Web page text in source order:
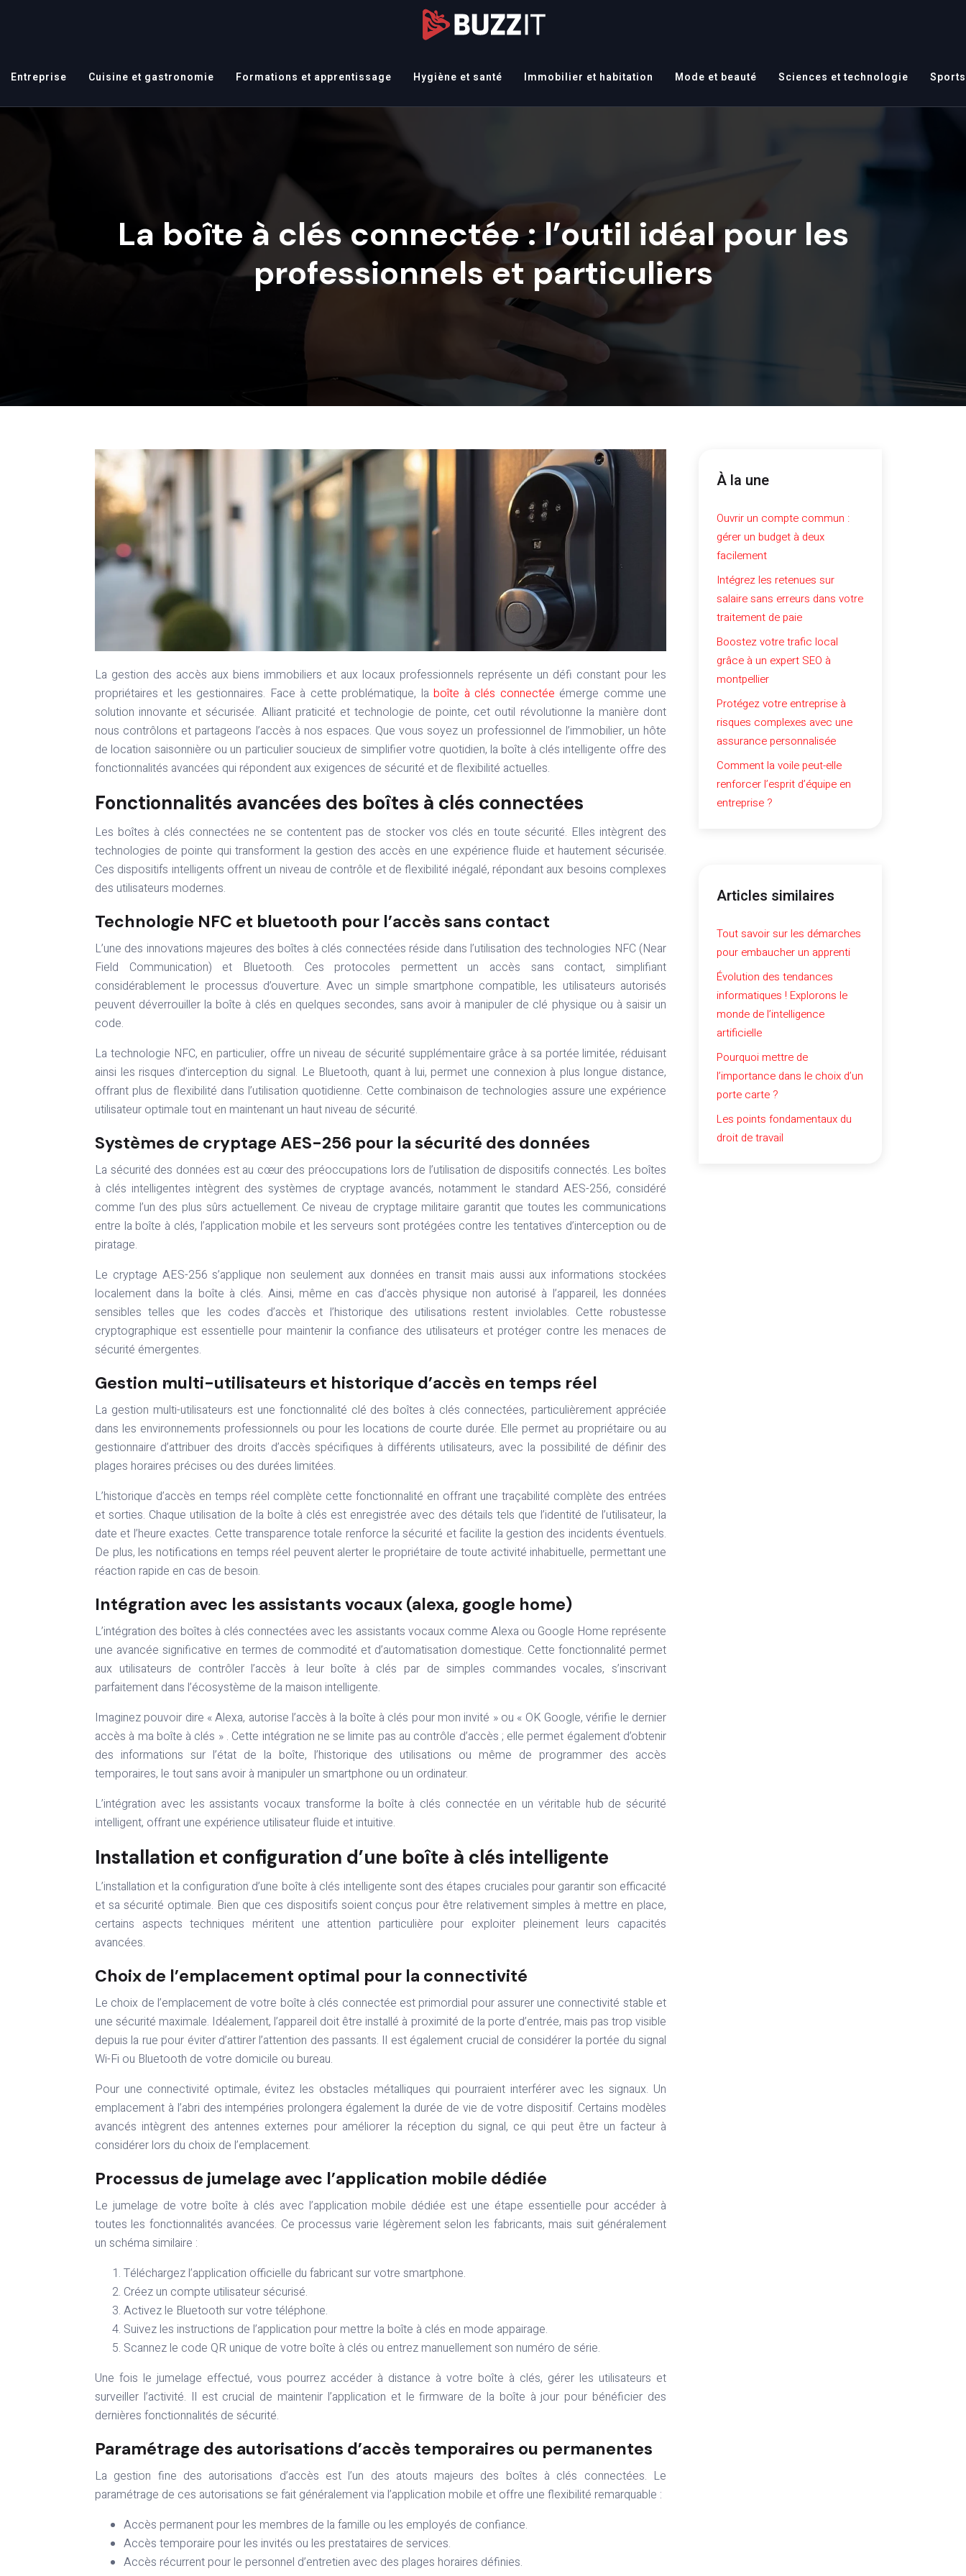
Entreprise Cuisine et gastronomie Formations et apprentissage Hygiène et santé Immobilier et habitation Mode et beauté Sciences et technologie
La boîte à clés connectée : l’outil idéal pour les
professionnels et particuliers
La gestion des accès aux biens immobiliers et aux locaux professionnels représente un défi constant pour les
propriétaires et les gestionnaires. Face à cette problématique, laboîte à clés connectée émerge comme une
solution innovante et sécurisée. Alliant praticité et technologie de pointe, cet outil révolutionne la manière dont
nous contrôlons et partageons l’accès à nos espaces. Que vous soyez un professionnel de l’immobilier, un hôte
de location saisonnière ou un particulier soucieux de simplifier votre quotidien, la boîte à clés intelligente offre des
fonctionnalités avancées qui répondent aux exigences de sécurité et de flexibilité actuelles.
Fonctionnalités avancées des boîtes à clés connectées
Les boîtes à clés connectées ne se contentent pas de stocker vos clés en toute sécurité. Elles intègrent des
technologies de pointe qui transforment la gestion des accès en une expérience fluide et hautement sécurisée.
Ces dispositifs intelligents offrent un niveau de contrôle et de flexibilité inégalé, répondant aux besoins complexes
des utilisateurs modernes.
Technologie NFC et bluetooth pour l’accès sans contact
L’une des innovations majeures des boîtes à clés connectées réside dans l’utilisation des technologies NFC (Near
Field Communication) et Bluetooth. Ces protocoles permettent un accès sans contact, simplifiant
considérablement le processus d’ouverture. Avec un simple smartphone compatible, les utilisateurs autorisés
peuvent déverrouiller la boîte à clés en quelques secondes, sans avoir à manipuler de clé physique ou à saisir un
code.
La technologie NFC, en particulier, offre un niveau de sécurité supplémentaire grâce à sa portée limitée, réduisant
ainsi les risques d’interception du signal. Le Bluetooth, quant à lui, permet une connexion à plus longue distance,
offrant plus de flexibilité dans l’utilisation quotidienne. Cette combinaison de technologies assure une expérience
utilisateur optimale tout en maintenant un haut niveau de sécurité.
Systèmes de cryptage AES-256 pour la sécurité des données
La sécurité des données est au cœur des préoccupations lors de l’utilisation de dispositifs connectés. Les boîtes
à clés intelligentes intègrent des systèmes de cryptage avancés, notamment le standard AES-256, considéré
comme l’un des plus sûrs actuellement. Ce niveau de cryptage militaire garantit que toutes les communications
entre la boîte à clés, l’application mobile et les serveurs sont protégées contre les tentatives d’interception ou de
piratage.
Le cryptage AES-256 s’applique non seulement aux données en transit mais aussi aux informations stockées
localement dans la boîte à clés. Ainsi, même en cas d’accès physique non autorisé à l’appareil, les données
sensibles telles que les codes d’accès et l’historique des utilisations restent inviolables. Cette robustesse
cryptographique est essentielle pour maintenir la confiance des utilisateurs et protéger contre les menaces de
sécurité émergentes.
Gestion multi-utilisateurs et historique d’accès en temps réel
La gestion multi-utilisateurs est une fonctionnalité clé des boîtes à clés connectées, particulièrement appréciée
dans les environnements professionnels ou pour les locations de courte durée. Elle permet au propriétaire ou au
gestionnaire d’attribuer des droits d’accès spécifiques à différents utilisateurs, avec la possibilité de définir des
plages horaires précises ou des durées limitées.
L’historique d’accès en temps réel complète cette fonctionnalité en offrant une traçabilité complète des entrées
et sorties. Chaque utilisation de la boîte à clés est enregistrée avec des détails tels que l’identité de l’utilisateur, la
date et l’heure exactes. Cette transparence totale renforce la sécurité et facilite la gestion des incidents éventuels.
De plus, les notifications en temps réel peuvent alerter le propriétaire de toute activité inhabituelle, permettant une
réaction rapide en cas de besoin.
Intégration avec les assistants vocaux (alexa, google home)
L’intégration des boîtes à clés connectées avec les assistants vocaux comme Alexa ou Google Home représente
une avancée significative en termes de commodité et d’automatisation domestique. Cette fonctionnalité permet
aux utilisateurs de contrôler l’accès à leur boîte à clés par de simples commandes vocales, s’inscrivant
parfaitement dans l’écosystème de la maison intelligente.
Imaginez pouvoir dire « Alexa, autorise l’accès à la boîte à clés pour mon invité » ou « OK Google, vérifie le dernier
accès à ma boîte à clés » . Cette intégration ne se limite pas au contrôle d’accès ; elle permet également d’obtenir
des informations sur l’état de la boîte, l’historique des utilisations ou même de programmer des accès
temporaires, le tout sans avoir à manipuler un smartphone ou un ordinateur.
L’intégration avec les assistants vocaux transforme la boîte à clés connectée en un véritable hub de sécurité
intelligent, offrant une expérience utilisateur fluide et intuitive.
Installation et configuration d’une boîte à clés intelligente
L’installation et la configuration d’une boîte à clés intelligente sont des étapes cruciales pour garantir son efficacité
et sa sécurité optimale. Bien que ces dispositifs soient conçus pour être relativement simples à mettre en place,
certains aspects techniques méritent une attention particulière pour exploiter pleinement leurs capacités
avancées.
Choix de l’emplacement optimal pour la connectivité
Le choix de l’emplacement de votre boîte à clés connectée est primordial pour assurer une connectivité stable et
une sécurité maximale. Idéalement, l’appareil doit être installé à proximité de la porte d’entrée, mais pas trop visible
depuis la rue pour éviter d’attirer l’attention des passants. Il est également crucial de considérer la portée du signal
Wi-Fi ou Bluetooth de votre domicile ou bureau.
Pour une connectivité optimale, évitez les obstacles métalliques qui pourraient interférer avec les signaux. Un
emplacement à l’abri des intempéries prolongera également la durée de vie de votre dispositif. Certains modèles
avancés intègrent des antennes externes pour améliorer la réception du signal, ce qui peut être un facteur à
considérer lors du choix de l’emplacement.
Processus de jumelage avec l’application mobile dédiée
Le jumelage de votre boîte à clés avec l’application mobile dédiée est une étape essentielle pour accéder à
toutes les fonctionnalités avancées. Ce processus varie légèrement selon les fabricants, mais suit généralement
un schéma similaire :
Téléchargez l’application officielle du fabricant sur votre smartphone.
Créez un compte utilisateur sécurisé.
Activez le Bluetooth sur votre téléphone.
Suivez les instructions de l’application pour mettre la boîte à clés en mode appairage.
Scannez le code QR unique de votre boîte à clés ou entrez manuellement son numéro de série.
Une fois le jumelage effectué, vous pourrez accéder à distance à votre boîte à clés, gérer les utilisateurs et
surveiller l’activité. Il est crucial de maintenir l’application et le firmware de la boîte à jour pour bénéficier des
dernières fonctionnalités de sécurité.
Paramétrage des autorisations d’accès temporaires ou permanentes
La gestion fine des autorisations d’accès est l’un des atouts majeurs des boîtes à clés connectées. Le
paramétrage de ces autorisations se fait généralement via l’application mobile et offre une flexibilité remarquable :
Accès permanent pour les membres de la famille ou les employés de confiance.
Accès temporaire pour les invités ou les prestataires de services.
Accès récurrent pour le personnel d’entretien avec des plages horaires définies.
À la une
Ouvrir un compte commun :
gérer un budget à deux
facilement
Intégrez les retenues sur
salaire sans erreurs dans votre
traitement de paie
Boostez votre trafic local
grâce à un expert SEO à
montpellier
Protégez votre entreprise à
risques complexes avec une
assurance personnalisée
Comment la voile peut-elle
renforcer l’esprit d’équipe en
entreprise ?
Articles similaires
Tout savoir sur les démarches
pour embaucher un apprenti
Évolution des tendances
informatiques ! Explorons le
monde de l’intelligence
artificielle
Pourquoi mettre de
l’importance dans le choix d’un
porte carte ?
Les points fondamentaux du
droit de travail